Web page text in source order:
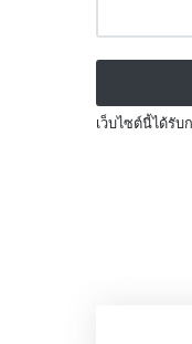
เว็บไซต์นี้ได้รับ